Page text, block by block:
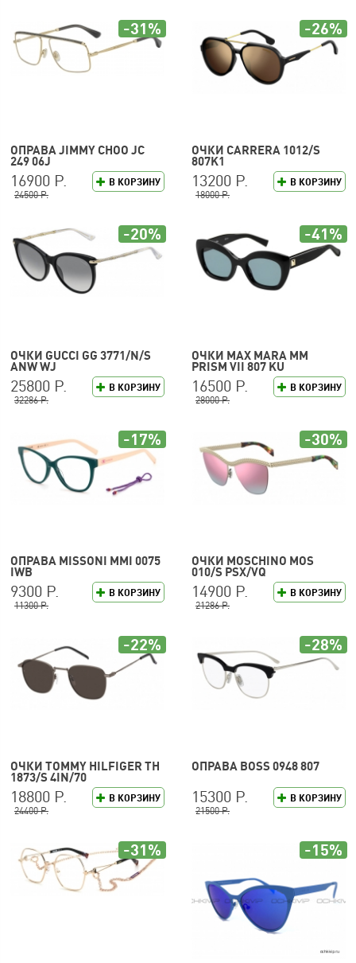
ОПРАВА JIMMY CHOO JC
249 06J
В КОРЗИНУ
16900 Р.
24500 Р.
-31%
ОЧКИ CARRERA 1012/S
807K1
В КОРЗИНУ
13200 Р.
18000 Р.
-26%
ОЧКИ GUCCI GG 3771/N/S
ANW WJ
В КОРЗИНУ
25800 Р.
32286 Р.
-20%
ОЧКИ MAX MARA MM
PRISM VII 807 KU
В КОРЗИНУ
16500 Р.
28000 Р.
-41%
ОПРАВА MISSONI MMI 0075
IWB
В КОРЗИНУ
9300 Р.
11300 Р.
-17%
ОЧКИ MOSCHINO MOS
010/S PSX/VQ
В КОРЗИНУ
14900 Р.
21286 Р.
-30%
ОЧКИ TOMMY HILFIGER TH
1873/S 4IN/70
В КОРЗИНУ
18800 Р.
24400 Р.
-22%
ОПРАВА BOSS 0948 807
В КОРЗИНУ
15300 Р.
21500 Р.
-28%
-31% -15%